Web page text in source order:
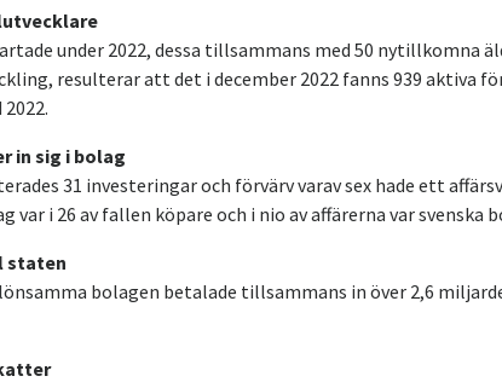
under 2022, dessa tillsammans med 50 nytillkomna
resulterar att det i december 2022 fanns 939 aktiva
in sig i bolag
31 investeringar och förvärv varav sex hade ett
var i 26 av fallen köpare och i nio av affärerna var svenska
staten
bolagen betalade tillsammans in över 2,6